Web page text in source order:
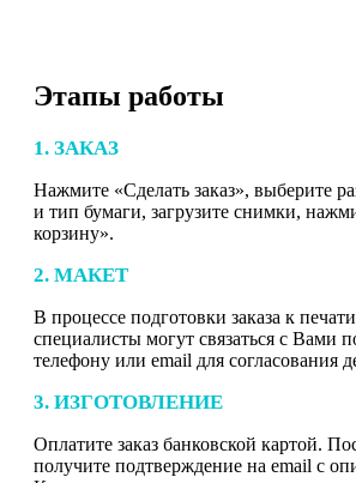
Этапы работы
1. ЗАКАЗ
Нажмите «Сделать заказ», выберите
и тип бумаги, загрузите снимки,
корзину».
2. МАКЕТ
В процессе подготовки заказа к
специалисты могут связаться с Вами
телефону или email для согласования
3. ИЗГОТОВЛЕНИЕ
Оплатите заказ банковской картой.
получите подтверждение на email с